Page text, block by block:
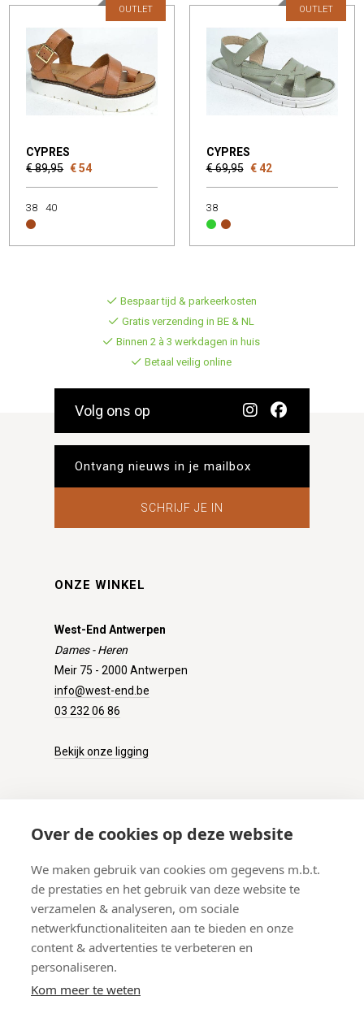
Over de cookies op deze website
We maken gebruik van cookies om gegevens m.b.t.
de prestaties en het gebruik van deze website te
verzamelen & analyseren, om sociale
netwerkfunctionaliteiten aan te bieden en onze
content & advertenties te verbeteren en
personaliseren.
Kom meer te weten
CYPRES
€ 89,95 € 54
OUTLET
38 40
CYPRES
€ 69,95 € 42
OUTLET
38
Bespaar tijd & parkeerkosten
Gratis verzending in BE & NL
Binnen 2 à 3 werkdagen in huis
Betaal veilig online
Volg ons op
SCHRIJF JE IN
ONZE WINKEL
West-End Antwerpen
Dames - Heren
Meir 75 - 2000 Antwerpen
info@west-end.be
03 232 06 86
Bekijk onze ligging
Verzenden
Retourneren
Betalen
Veelgestelde vragen